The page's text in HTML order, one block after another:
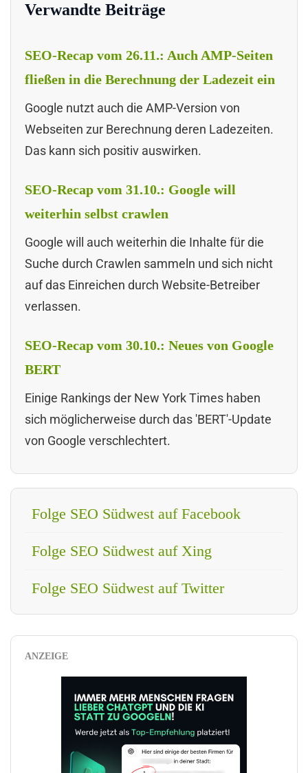
Verwandte Beiträge
SEO-Recap vom 26.11.: Auch AMP-Seiten
fließen in die Berechnung der Ladezeit ein
Google nutzt auch die AMP-Version von
Webseiten zur Berechnung deren Ladezeiten.
Das kann sich positiv auswirken.
SEO-Recap vom 31.10.: Google will
weiterhin selbst crawlen
Google will auch weiterhin die Inhalte für die
Suche durch Crawlen sammeln und sich nicht
auf das Einreichen durch Website-Betreiber
verlassen.
SEO-Recap vom 30.10.: Neues von Google
BERT
Einige Rankings der New York Times haben
sich möglicherweise durch das 'BERT'-Update
von Google verschlechtert.
Folge SEO Südwest auf Facebook
Folge SEO Südwest auf Xing
Folge SEO Südwest auf Twitter
ANZEIGE